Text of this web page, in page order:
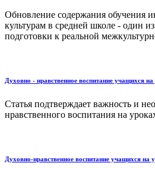
Обновление содержания обучения
культурам в средней школе - один
подготовки к реальной
Духовно - нравственное воспитание учащихся
Статья подтверждает важность и
нравственного воспитания на
Духовно-нравственное воспитание учащихся на